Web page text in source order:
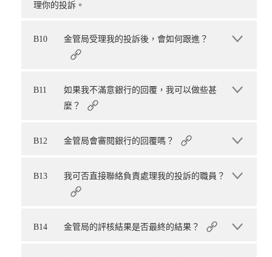
理你的投訴。
B10 金管局受理我的投訴後，會如何跟進？
B11
如果我不滿意銀行的回覆，我可以做些甚
麼？
B12 金管局會審閱銀行的回覆嗎？
B13 我可否直接聯絡負責處理我的投訴的職員？
B14 金管局的評核結果是否最終的結果？